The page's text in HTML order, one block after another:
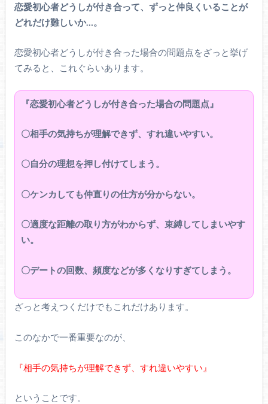
恋愛初心者どうしが付き合って、ずっと仲良くいることが
どれだけ難しいか…。
恋愛初心者どうしが付き合った場合の問題点をざっと挙げ
てみると、これぐらいあります。
『恋愛初心者どうしが付き合った場合の問題点』
〇相手の気持ちが理解できず、すれ違いやすい。
〇自分の理想を押し付けてしまう。
〇ケンカしても仲直りの仕方が分からない。
〇適度な距離の取り方がわからず、束縛してしまいやす
い。
〇デートの回数、頻度などが多くなりすぎてしまう。
ざっと考えつくだけでもこれだけあります。
このなかで一番重要なのが、
『相手の気持ちが理解できず、すれ違いやすい』
ということです。